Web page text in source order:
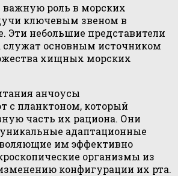
роль в морских
ключевым звеном в
Эти небольшие представители
служат основным источником
хищных морских
анчоусы
с планктоном, который
часть их рациона. Они
адаптационные
им эффективно
организмы из
конфигурации их рта.